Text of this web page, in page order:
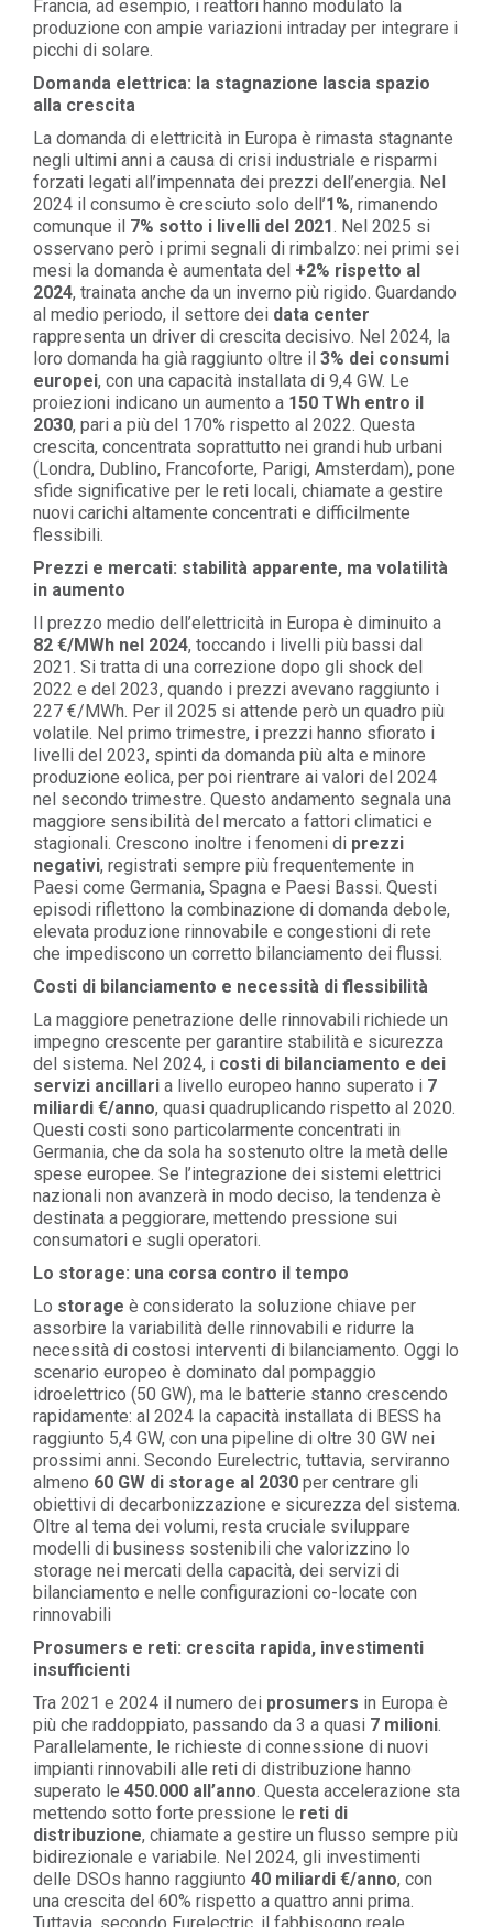
Francia, ad esempio, i reattori hanno modulato la
produzione con ampie variazioni intraday per integrare i
picchi di solare.
Domanda elettrica: la stagnazione lascia spazio
alla crescita
La domanda di elettricità in Europa è rimasta stagnante
negli ultimi anni a causa di crisi industriale e risparmi
forzati legati all’impennata dei prezzi dell’energia. Nel
2024 il consumo è cresciuto solo dell’1%, rimanendo
comunque il 7% sotto i livelli del 2021. Nel 2025 si
osservano però i primi segnali di rimbalzo: nei primi sei
mesi la domanda è aumentata del +2% rispetto al
2024, trainata anche da un inverno più rigido. Guardando
al medio periodo, il settore dei data center
rappresenta un driver di crescita decisivo. Nel 2024, la
loro domanda ha già raggiunto oltre il 3% dei consumi
europei, con una capacità installata di 9,4 GW. Le
proiezioni indicano un aumento a 150 TWh entro il
2030, pari a più del 170% rispetto al 2022. Questa
crescita, concentrata soprattutto nei grandi hub urbani
(Londra, Dublino, Francoforte, Parigi, Amsterdam), pone
sfide significative per le reti locali, chiamate a gestire
nuovi carichi altamente concentrati e difficilmente
flessibili.
Prezzi e mercati: stabilità apparente, ma volatilità
in aumento
Il prezzo medio dell’elettricità in Europa è diminuito a
82 €/MWh nel 2024, toccando i livelli più bassi dal
2021. Si tratta di una correzione dopo gli shock del
2022 e del 2023, quando i prezzi avevano raggiunto i
227 €/MWh. Per il 2025 si attende però un quadro più
volatile. Nel primo trimestre, i prezzi hanno sfiorato i
livelli del 2023, spinti da domanda più alta e minore
produzione eolica, per poi rientrare ai valori del 2024
nel secondo trimestre. Questo andamento segnala una
maggiore sensibilità del mercato a fattori climatici e
stagionali. Crescono inoltre i fenomeni di prezzi
negativi, registrati sempre più frequentemente in
Paesi come Germania, Spagna e Paesi Bassi. Questi
episodi riflettono la combinazione di domanda debole,
elevata produzione rinnovabile e congestioni di rete
che impediscono un corretto bilanciamento dei flussi.
Costi di bilanciamento e necessità di flessibilità
La maggiore penetrazione delle rinnovabili richiede un
impegno crescente per garantire stabilità e sicurezza
del sistema. Nel 2024, i costi di bilanciamento e dei
servizi ancillari a livello europeo hanno superato i 7
miliardi €/anno, quasi quadruplicando rispetto al 2020.
Questi costi sono particolarmente concentrati in
Germania, che da sola ha sostenuto oltre la metà delle
spese europee. Se l’integrazione dei sistemi elettrici
nazionali non avanzerà in modo deciso, la tendenza è
destinata a peggiorare, mettendo pressione sui
consumatori e sugli operatori.
Lo storage: una corsa contro il tempo
Lo storage è considerato la soluzione chiave per
assorbire la variabilità delle rinnovabili e ridurre la
necessità di costosi interventi di bilanciamento. Oggi lo
scenario europeo è dominato dal pompaggio
idroelettrico (50 GW), ma le batterie stanno crescendo
rapidamente: al 2024 la capacità installata di BESS ha
raggiunto 5,4 GW, con una pipeline di oltre 30 GW nei
prossimi anni. Secondo Eurelectric, tuttavia, serviranno
almeno 60 GW di storage al 2030 per centrare gli
obiettivi di decarbonizzazione e sicurezza del sistema.
Oltre al tema dei volumi, resta cruciale sviluppare
modelli di business sostenibili che valorizzino lo
storage nei mercati della capacità, dei servizi di
bilanciamento e nelle configurazioni co-locate con
rinnovabili
Prosumers e reti: crescita rapida, investimenti
insufficienti
Tra 2021 e 2024 il numero dei prosumers in Europa è
più che raddoppiato, passando da 3 a quasi 7 milioni.
Parallelamente, le richieste di connessione di nuovi
impianti rinnovabili alle reti di distribuzione hanno
superato le 450.000 all’anno. Questa accelerazione sta
mettendo sotto forte pressione le reti di
distribuzione, chiamate a gestire un flusso sempre più
bidirezionale e variabile. Nel 2024, gli investimenti
delle DSOs hanno raggiunto 40 miliardi €/anno, con
una crescita del 60% rispetto a quattro anni prima.